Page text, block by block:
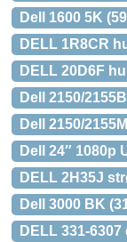
Dell 1600 5K
DELL 1R8CR
DELL 20D6F
Dell 2150/
Dell 2150/
Dell 24″ 1080p
DELL 2H35J
Dell 3000 BK
DELL 331-